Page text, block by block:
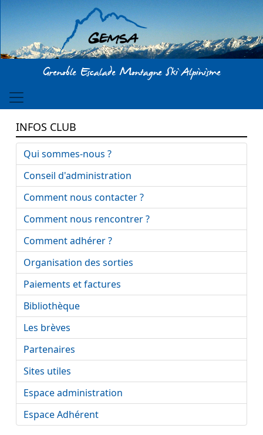
Aller au contenu principal
Grenoble Escalade Montagne Ski Alpinisme
INFOS CLUB
Qui sommes-nous ?
Conseil d'administration
Comment nous contacter ?
Comment nous rencontrer ?
Comment adhérer ?
Organisation des sorties
Paiements et factures
Bibliothèque
Les brèves
Partenaires
Sites utiles
Espace administration
Espace Adhérent